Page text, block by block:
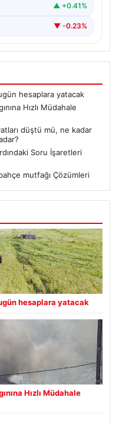
▲ +0.41%
▼ -0.23%
hesaplara yatacak
Hızlı Müdahale
düştü mü, ne kadar
Soru İşaretleri
mutfağı Çözümleri
hesaplara yatacak
Hızlı Müdahale